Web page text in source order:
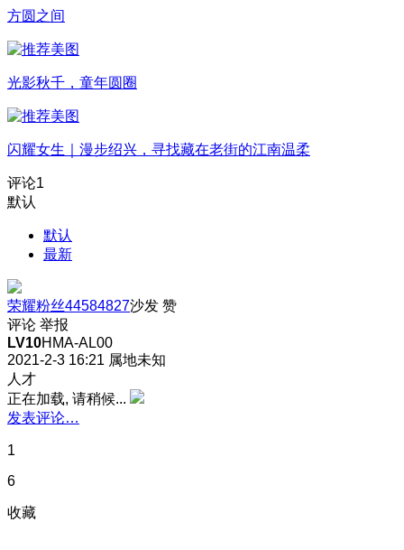
方圆之间
光影秋千，童年圆圈
闪耀女生｜漫步绍兴，寻找藏在老街的江南温柔
评论1
默认
默认
最新
荣耀粉丝44584827沙发 赞
评论 举报
LV10HMA-AL00
2021-2-3 16:21 属地未知
人才
正在加载, 请稍候...
发表评论…
1
6
收藏